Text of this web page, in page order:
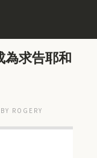
為求告耶和
ROGERY